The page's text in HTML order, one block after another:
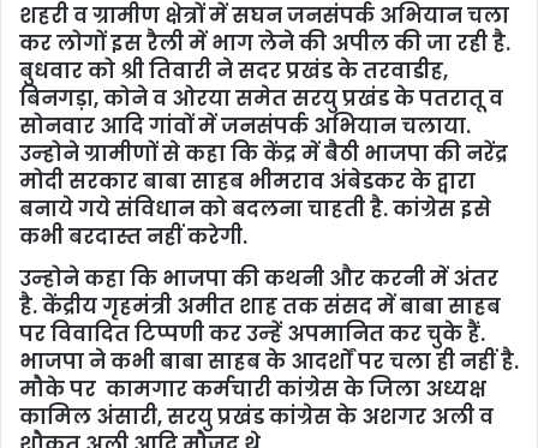
शहरी व ग्रामीण क्षेत्रों में सघन जनसंपर्क अभियान चला
कर लोगों इस रैली में भाग लेने की अपील की जा रही है.
बुधवार को श्री तिवारी ने सदर प्रखंड के तरवाडीह,
बिनगड़ा, कोने व ओरया समेत सरयु प्रखंड के पतरातू व
सोनवार आदि गांवों में जनसंपर्क अभियान चलाया.
उन्‍होने ग्रामीणों से कहा कि केंद्र में बैठी भाजपा की नरेंद्र
मोदी सरकार बाबा साहब भीमराव अंबेडकर के द्वारा
बनाये गये संविधान को बदलना चाहती है. कांग्रेस इसे
कभी बरदास्‍त नहीं करेगी.
उन्‍होने कहा कि भाजपा की कथनी और करनी में अंतर
है. केंद्रीय गृहमंत्री अमीत शाह तक संसद में बाबा साहब
पर विवादित टिप्‍पणी कर उन्‍हें अपमानित कर चुके हैं.
भाजपा ने कभी बाबा साहब के आदर्शों पर चला ही नहीं है.
मौके पर कामगार कर्मचारी कांग्रेस के जिला अध्यक्ष
कामिल अंसारी, सरयु प्रखंड कांग्रेस के अशगर अली व